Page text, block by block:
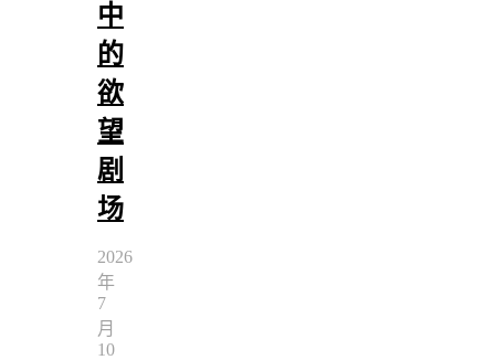
中
的
欲
望
剧
场
2026
年
7
月
10